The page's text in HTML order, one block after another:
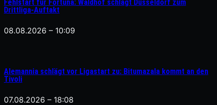
Fehlstart für Fortuna: Waldhof schlägt Düsseldorf zum
Drittliga-Auftakt
08.08.2026 – 10:09
Alemannia schlägt vor Ligastart zu: Bitumazala kommt an den
Tivoli
07.08.2026 – 18:08